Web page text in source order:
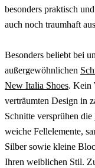
besonders praktisch
auch noch traumhaft
Besonders beliebt bei
außergewöhnlichen
New Italia Shoes. Kein
verträumten Design in
Schnitte versprühen die
weiche Fellelemente,
Silber sowie kleine
Ihren weiblichen Stil.